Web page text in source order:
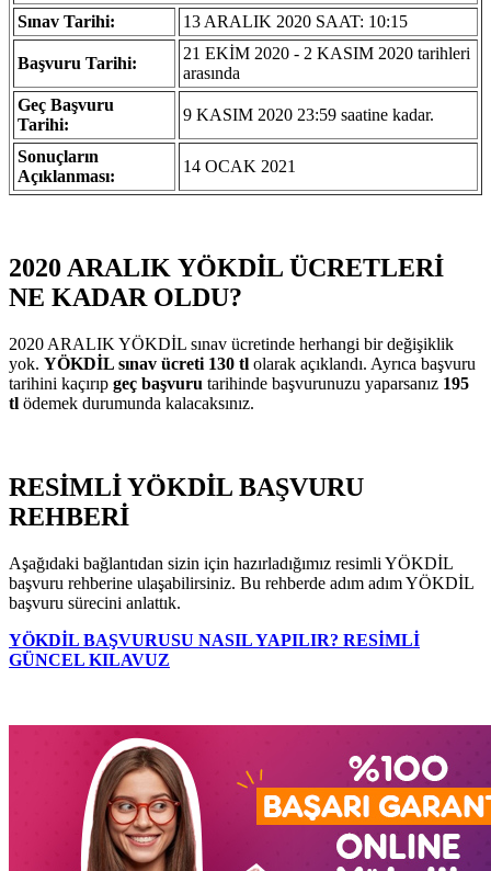
Sınav Tarihi:
13 ARALIK 2020 SAAT: 10:15
Başvuru Tarihi:
21 EKİM 2020 - 2 KASIM 2020 tarihleri
arasında
Geç Başvuru
Tarihi:
9 KASIM 2020 23:59 saatine kadar.
Sonuçların
Açıklanması:
14 OCAK 2021
2020 ARALIK YÖKDİL ÜCRETLERİ
NE KADAR OLDU?
2020 ARALIK YÖKDİL sınav ücretinde herhangi bir değişiklik
yok. YÖKDİL sınav ücreti 130 tl olarak açıklandı. Ayrıca başvuru
tarihini kaçırıp geç başvuru tarihinde başvurunuzu yaparsanız 195
tl ödemek durumunda kalacaksınız.
RESİMLİ YÖKDİL BAŞVURU
REHBERİ
Aşağıdaki bağlantıdan sizin için hazırladığımız resimli YÖKDİL
başvuru rehberine ulaşabilirsiniz. Bu rehberde adım adım YÖKDİL
başvuru sürecini anlattık.
YÖKDİL BAŞVURUSU NASIL YAPILIR? RESİMLİ
GÜNCEL KILAVUZ